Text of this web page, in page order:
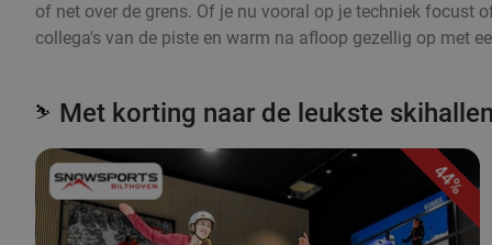
of net over de grens. Of je nu vooral op je techniek focust
collega's van de piste en warm na afloop gezellig op met
⛷️ Met korting naar de leukste skihallen
44%